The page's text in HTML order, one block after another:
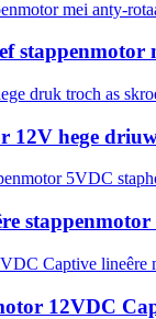
stappenmotor
12V hege
12VDC